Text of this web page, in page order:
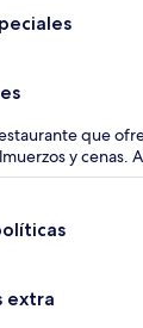
que
y cenas.
extra